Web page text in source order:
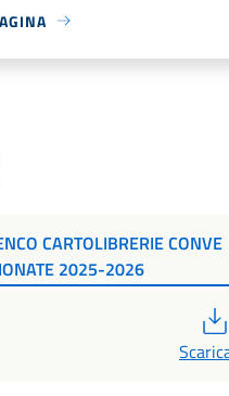
CARTOLIBRERIE CONVE
2025-2026